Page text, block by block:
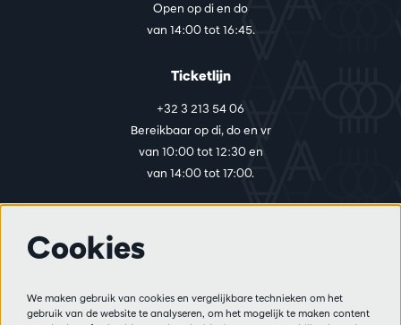
Open op di en do
van 14:00 tot 16:45.
Ticketlijn
+32 3 213 54 06
Bereikbaar op di, do en vr
van 10:00 tot 12:30 en
van 14:00 tot 17:00.
Privacy
Verkoopsvoorwaarden
Cookies
We maken gebruik van cookies en vergelijkbare technieken om het
gebruik van de website te analyseren, om het mogelijk te maken content